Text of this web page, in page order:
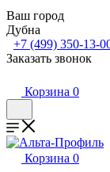
Ваш город
Дубна
+7 (499) 350-13-
Заказать звонок
Корзина 0
Корзина 0